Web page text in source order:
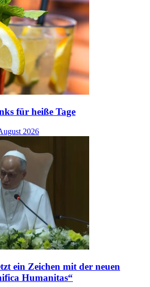
für heiße Tage
2026
ein Zeichen mit der neuen
Humanitas“